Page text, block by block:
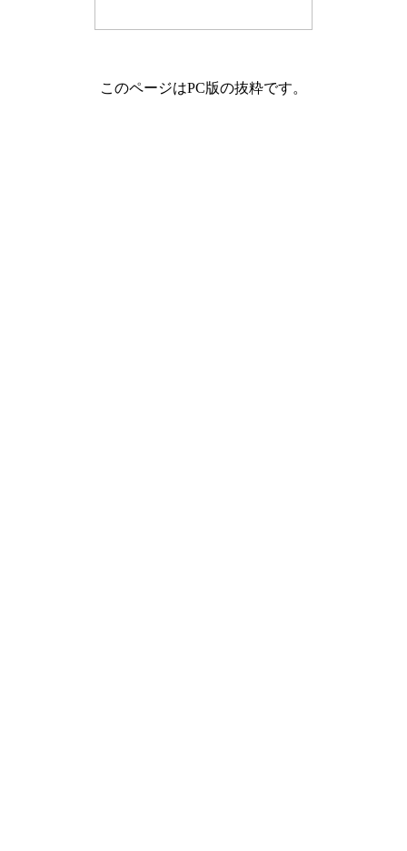
このページはPC版の抜粋です。